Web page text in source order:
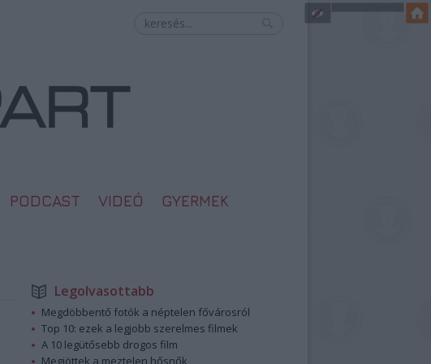
PODCAST VIDEÓ GYERMEK
Legolvasottabb
Megdöbbentő fotók a néptelen fővárosról
Top 10: ezek a legjobb szerelmes filmek
A 10 legütősebb drogos film
Megjöttek a meztelen hősnők